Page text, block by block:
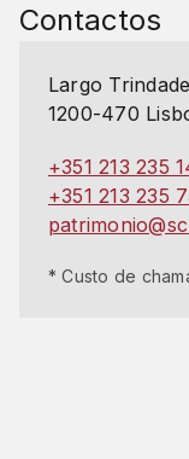
Contactos
Largo
1200-470
+351 213 235
+351 213 235
* Custo de